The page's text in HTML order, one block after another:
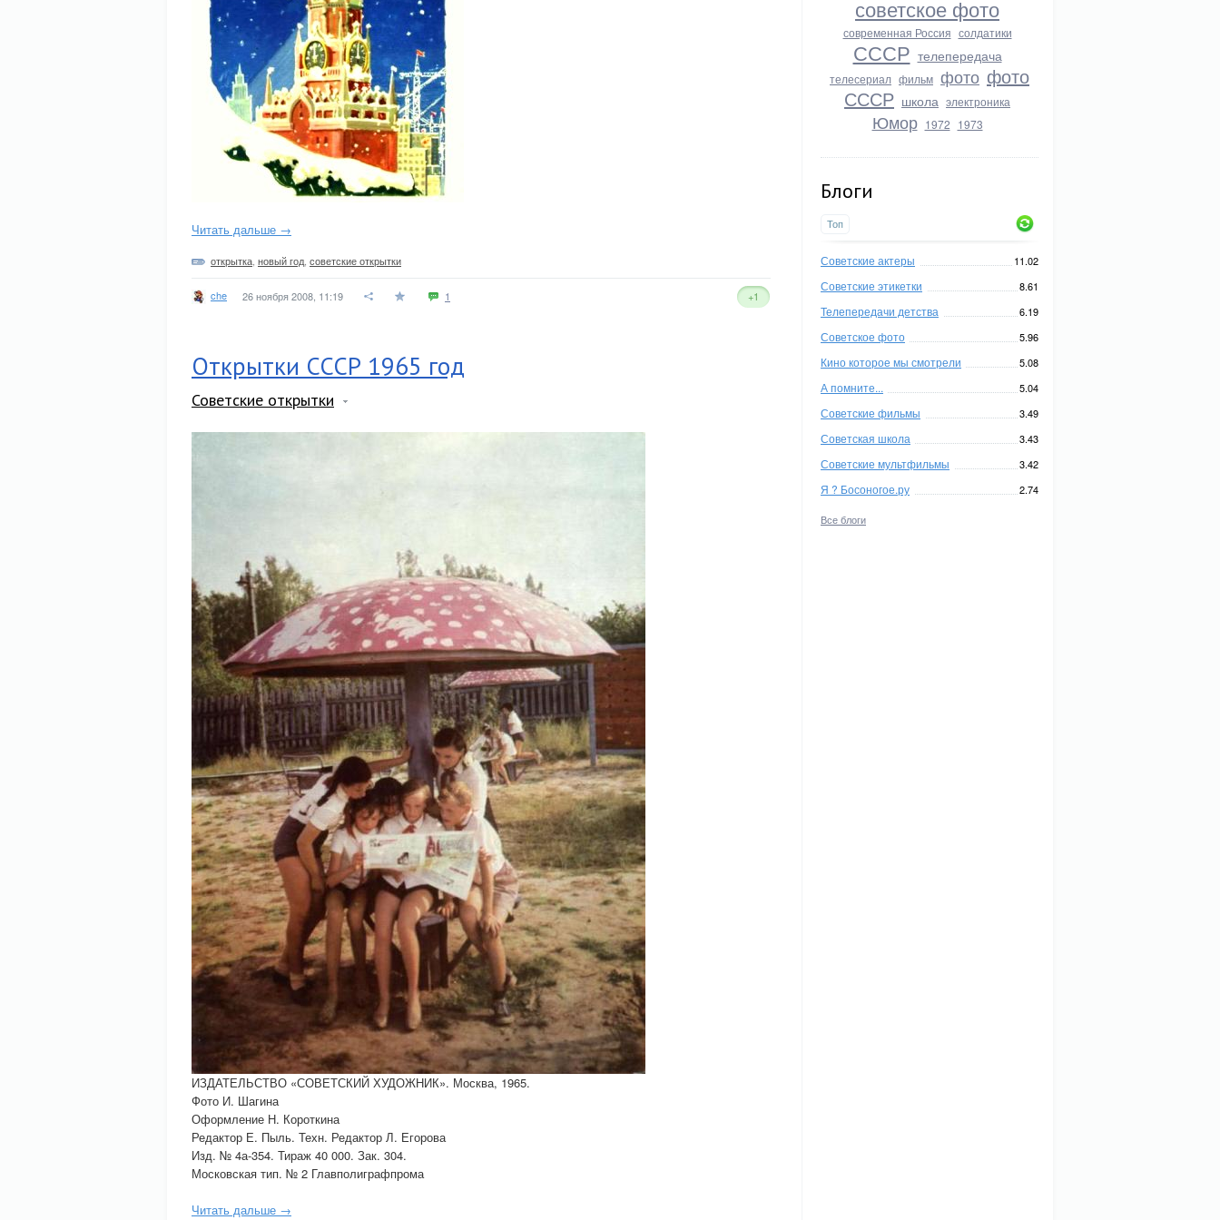
советское фото
современная Россия солдатики
СССР телепередача
телесериал фильм фото фото
СССР школа электроника
Юмор 1972 1973
Блоги
Топ
Советские актеры 11.02
Советские этикетки 8.61
Телепередачи детства 6.19
Советское фото 5.96
Кино которое мы смотрели 5.08
А помните... 5.04
Советские фильмы 3.49
Советская школа 3.43
Советские мультфильмы 3.42
Я ? Босоногое.ру 2.74
Все блоги
Читать дальше →
открытка новый год советские открытки
che 26 ноября 2008, 11:19 1 +1
Открытки СССР 1965 год
Советские открытки
ИЗДАТЕЛЬСТВО «СОВЕТСКИЙ ХУДОЖНИК». Москва, 1965.
Фото И. Шагина
Оформление Н. Короткина
Редактор Е. Пыль. Техн. Редактор Л. Егорова
Изд. № 4а-354. Тираж 40 000. Зак. 304.
Московская тип. № 2 Главполиграфпрома
Читать дальше →